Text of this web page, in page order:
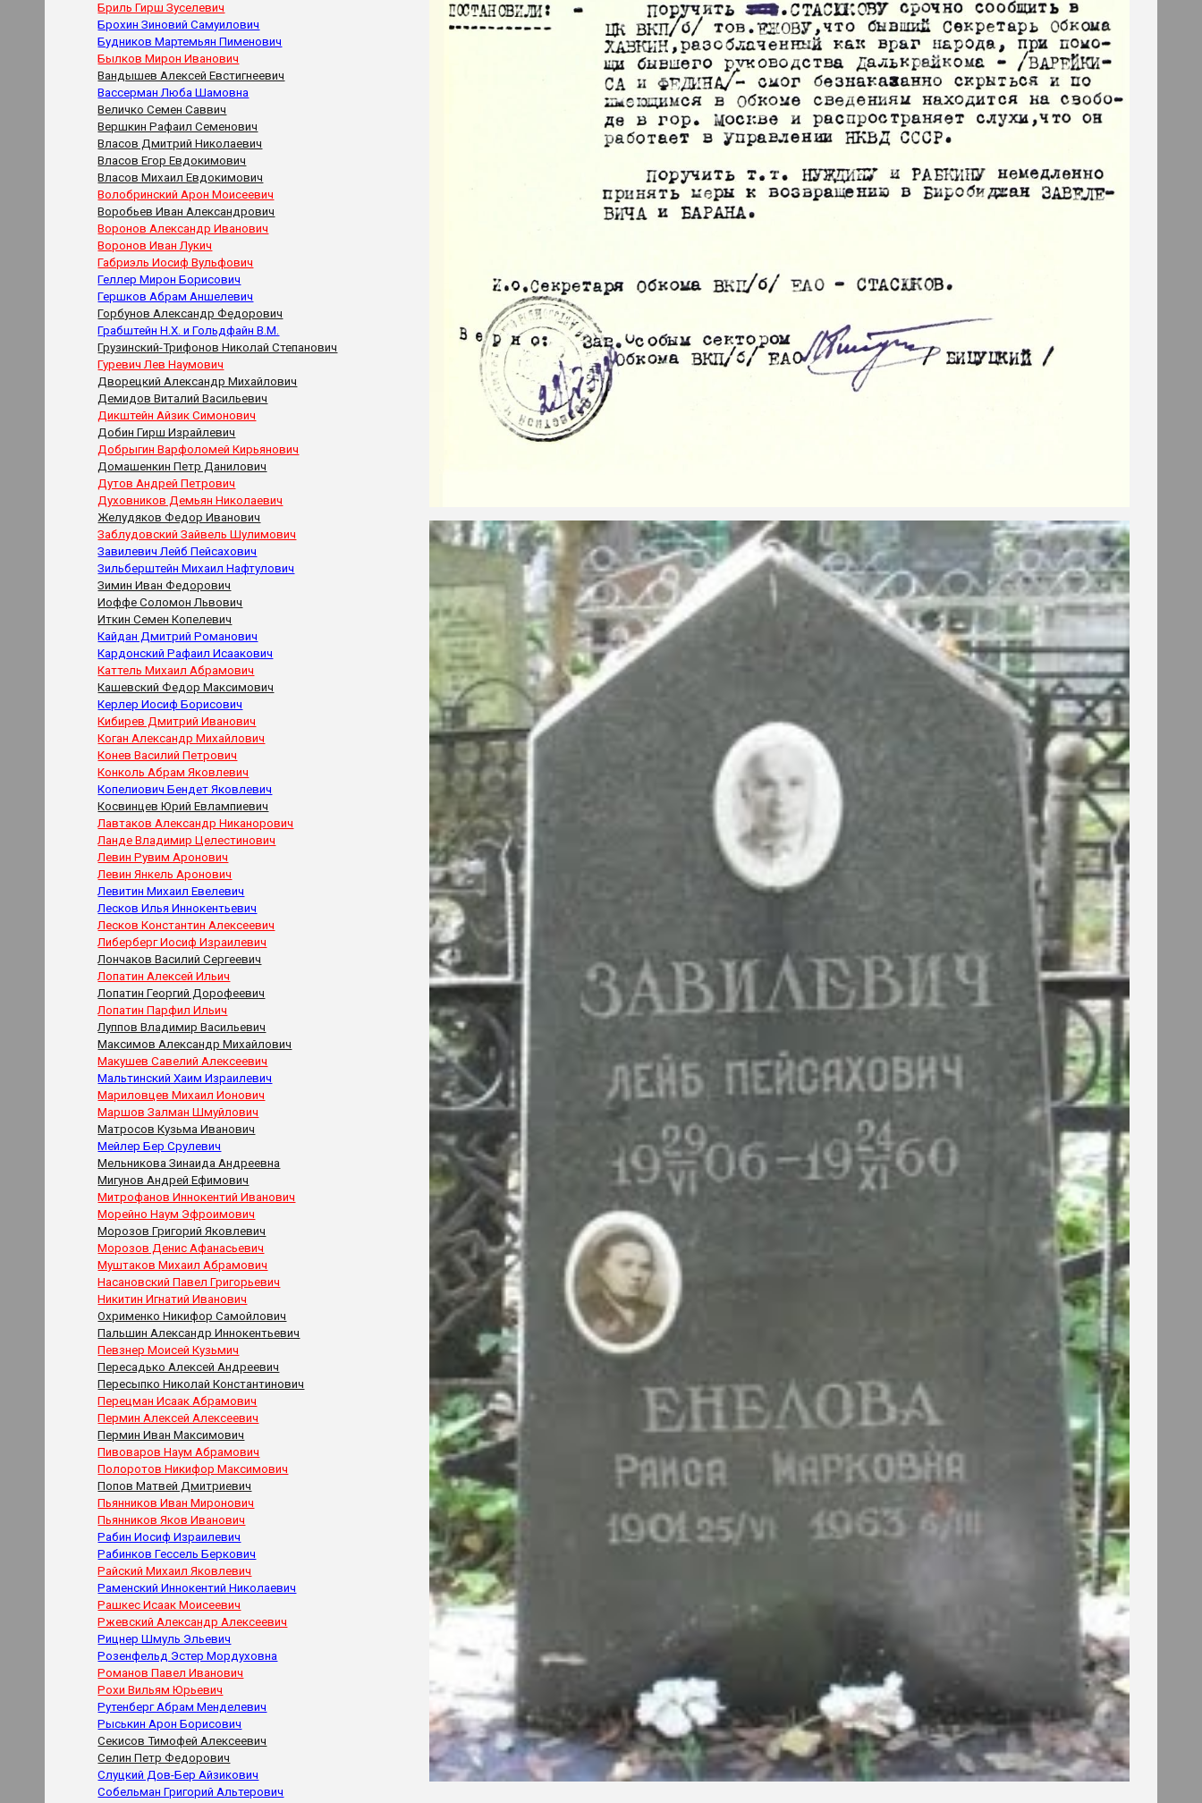
Бриль Гирш Зуселевич
Брохин Зиновий Самуилович
Будников Мартемьян Пименович
Былков Мирон Иванович
Вандышев Алексей Евстигнеевич
Вассерман Люба Шамовна
Величко Семен Саввич
Вершкин Рафаил Семенович
Власов Дмитрий Николаевич
Власов Егор Евдокимович
Власов Михаил Евдокимович
Волобринский Арон Моисеевич
Воробьев Иван Александрович
Воронов Александр Иванович
Воронов Иван Лукич
Габриэль Иосиф Вульфович
Геллер Мирон Борисович
Гершков Абрам Аншелевич
Горбунов Александр Федорович
Грабштейн Н.Х. и Гольдфайн В.М.
Грузинский-Трифонов Николай Степанович
Гуревич Лев Наумович
Дворецкий Александр Михайлович
Демидов Виталий Васильевич
Дикштейн Айзик Симонович
Добин Гирш Израйлевич
Добрыгин Варфоломей Кирьянович
Домашенкин Петр Данилович
Дутов Андрей Петрович
Духовников Демьян Николаевич
Желудяков Федор Иванович
Заблудовский Зайвель Шулимович
Завилевич Лейб Пейсахович
Зильберштейн Михаил Нафтулович
Зимин Иван Федорович
Иоффе Соломон Львович
Иткин Семен Копелевич
Кайдан Дмитрий Романович
Кардонский Рафаил Исаакович
Каттель Михаил Абрамович
Кашевский Федор Максимович
Керлер Иосиф Борисович
Кибирев Дмитрий Иванович
Коган Александр Михайлович
Конев Василий Петрович
Конколь Абрам Яковлевич
Копелиович Бендет Яковлевич
Косвинцев Юрий Евлампиевич
Лавтаков Александр Никанорович
Ланде Владимир Целестинович
Левин Рувим Аронович
Левин Янкель Аронович
Левитин Михаил Евелевич
Лесков Илья Иннокентьевич
Лесков Константин Алексеевич
Либерберг Иосиф Израилевич
Лончаков Василий Сергеевич
Лопатин Алексей Ильич
Лопатин Георгий Дорофеевич
Лопатин Парфил Ильич
Луппов Владимир Васильевич
Максимов Александр Михайлович
Макушев Савелий Алексеевич
Мальтинский Хаим Израилевич
Мариловцев Михаил Ионович
Маршов Залман Шмуйлович
Матросов Кузьма Иванович
Мейлер Бер Срулевич
Мельникова Зинаида Андреевна
Мигунов Андрей Ефимович
Митрофанов Иннокентий Иванович
Морейно Наум Эфроимович
Морозов Григорий Яковлевич
Морозов Денис Афанасьевич
Муштаков Михаил Абрамович
Насановский Павел Григорьевич
Никитин Игнатий Иванович
Охрименко Никифор Самойлович
Пальшин Александр Иннокентьевич
Певзнер Моисей Кузьмич
Пересадько Алексей Андреевич
Пересыпко Николай Константинович
Перецман Исаак Абрамович
Пермин Алексей Алексеевич
Пермин Иван Максимович
Пивоваров Наум Абрамович
Полоротов Никифор Максимович
Попов Матвей Дмитриевич
Пьянников Иван Миронович
Пьянников Яков Иванович
Рабин Иосиф Израилевич
Рабинков Гессель Беркович
Райский Михаил Яковлевич
Раменский Иннокентий Николаевич
Рашкес Исаак Моисеевич
Ржевский Александр Алексеевич
Рицнер Шмуль Эльевич
Розенфельд Эстер Мордуховна
Романов Павел Иванович
Рохи Вильям Юрьевич
Рутенберг Абрам Менделевич
Рыськин Арон Борисович
Секисов Тимофей Алексеевич
Селин Петр Федорович
Слуцкий Дов-Бер Айзикович
Собельман Григорий Альтерович